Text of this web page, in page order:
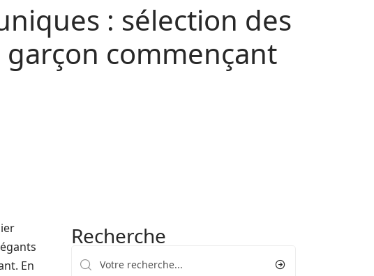
: sélection des
commençant
En
Recherche